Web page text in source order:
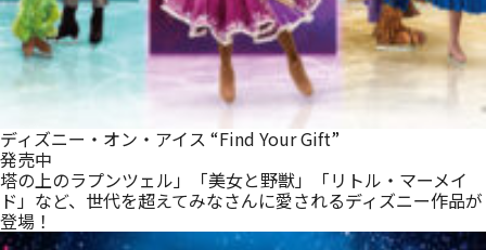
ディズニー・オン・アイス “Find Your Gift”
発売中
塔の上のラプンツェル」「美女と野獣」「リトル・マーメイ
ド」など、世代を超えてみなさんに愛されるディズニー作品が
登場！